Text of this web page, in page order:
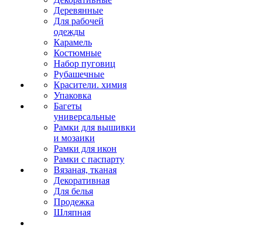
Деревянные
Для рабочей
одежды
Карамель
Костюмные
Набор пуговиц
Рубашечные
Красители. химия
Упаковка
Багеты
универсальные
Рамки для вышивки
и мозаики
Рамки для икон
Рамки с паспарту
Вязаная, тканая
Декоративная
Для белья
Продежка
Шляпная